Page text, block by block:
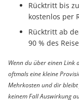
Rücktritt bis
kostenlos per
Rücktritt ab
90 % des
Wenn du über einen Link
oftmals eine kleine
Mehrkosten und dir
keinem Fall Auswirkung